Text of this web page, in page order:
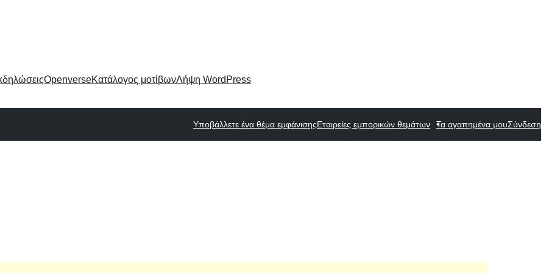
OpenverseΚατάλογος μοτίβωνΛήψη WordPress
Υποβάλλετε ένα θέμα εμφάνισηςΕταιρείες εμπορικών θεμάτων Τα αγαπημένα μουΣύνδεση